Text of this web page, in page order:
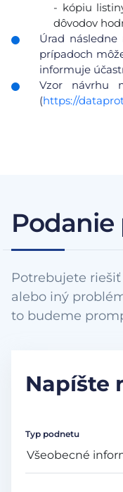
- kópiu
dôvodov
Úrad
prípadoch
informuje
Vzor návrhu
(https://
Potrebujete
alebo iný
to budeme
Napíšte
Typ podnetu